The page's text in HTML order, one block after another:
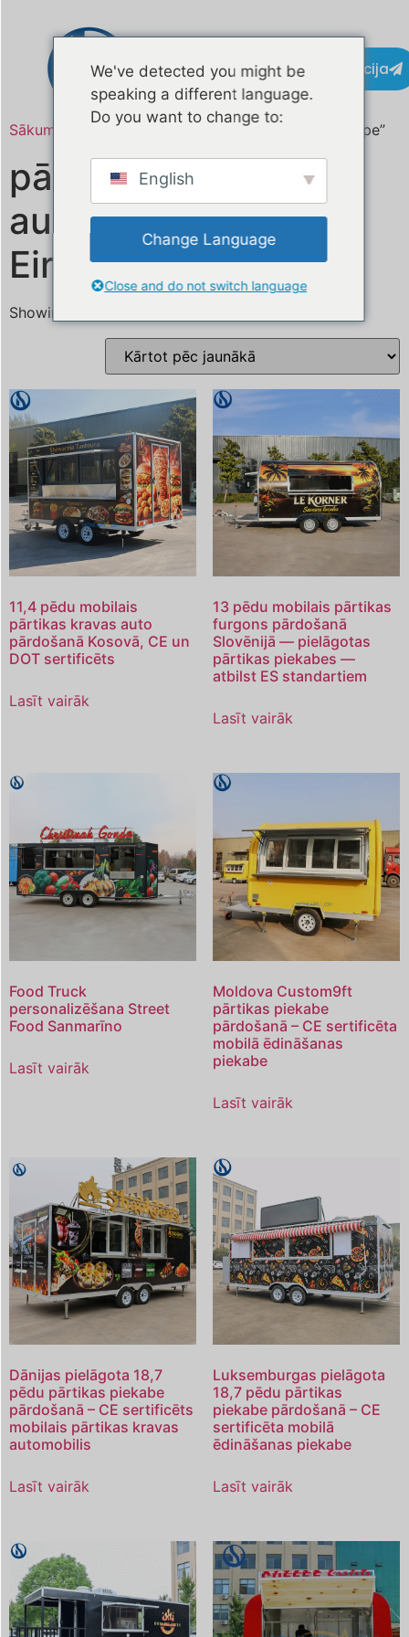
Kontaktinformācija
Sākums / Produkts atzīmēts “food truck price Europe”
pārtikas kravas
automašīnas cena
Eiropā
Showing all 13 results
11,4 pēdu mobilais
pārtikas kravas auto
pārdošanā Kosovā, CE un
DOT sertificēts
Lasīt vairāk
13 pēdu mobilais pārtikas
furgons pārdošanā
Slovēnijā — pielāgotas
pārtikas piekabes —
atbilst ES standartiem
Lasīt vairāk
Food Truck
personalizēšana Street
Food Sanmarīno
Lasīt vairāk
Moldova Custom9ft
pārtikas piekabe
pārdošanā – CE sertificēta
mobilā ēdināšanas
piekabe
Lasīt vairāk
Dānijas pielāgota 18,7
pēdu pārtikas piekabe
pārdošanā – CE sertificēts
mobilais pārtikas kravas
automobilis
Lasīt vairāk
Luksemburgas pielāgota
18,7 pēdu pārtikas
piekabe pārdošanā – CE
sertificēta mobilā
ēdināšanas piekabe
Lasīt vairāk
We've detected you might be
speaking a different language.
Do you want to change to:
English
Change Language
Close and do not switch language